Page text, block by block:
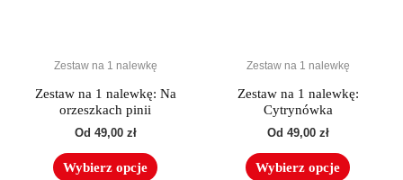
Zestaw na 1 nalewkę
Zestaw na 1 nalewkę: Na
orzeszkach pinii
Od 49,00 zł
Wybierz opcje
stronie
produktu
Zestaw na 1 nalewkę
Zestaw na 1 nalewkę:
Cytrynówka
Od 49,00 zł
Wybierz opcje
stronie
produktu